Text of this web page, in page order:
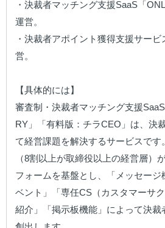
・決裁者マッチング支援SaaS「
運営。
・決裁者アポイント獲得支援サー
営。
【具体的には】
審査制・決裁者マッチング支援
RY」「有料版：チラCEO」は、決
て経営課題を解決するサービスです
（8割以上が取締役以上の経営層）
フォームを基盤とし、「メッセージ
ベント」「専任CS（カスタマーサ
紹介」「掲示板機能」によって決裁